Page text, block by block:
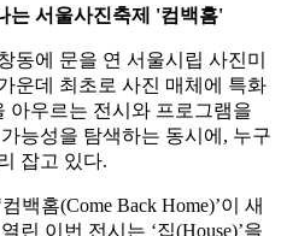
는 서울사진축제 '컴백홈'
동에 문을 연 서울시립 사진미
운데 최초로 사진 매체에 특화
아우르는 전시와 프로그램을
능성을 탐색하는 동시에, 누구
잡고 있다.
백홈(Come Back Home)’이 새
린 이번 전시는 ‘집(House)’을